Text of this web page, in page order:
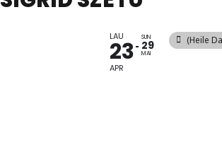
LAU
23
APR
SUN
29
MAI
(Heile